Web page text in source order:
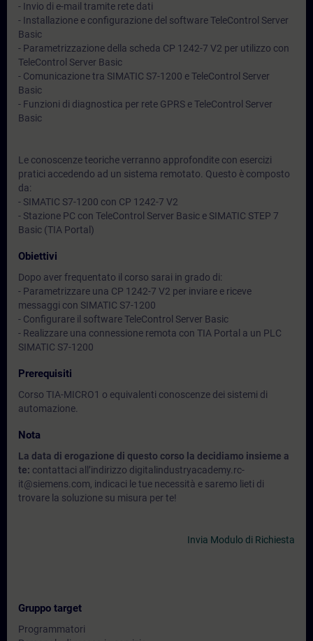
- Invio di e-mail tramite rete dati
- Installazione e configurazione del software TeleControl Server
Basic
- Parametrizzazione della scheda CP 1242-7 V2 per utilizzo con
TeleControl Server Basic
- Comunicazione tra SIMATIC S7-1200 e TeleControl Server
Basic
- Funzioni di diagnostica per rete GPRS e TeleControl Server
Basic
Le conoscenze teoriche verranno approfondite con esercizi
pratici accedendo ad un sistema remotato. Questo è composto
da:
- SIMATIC S7-1200 con CP 1242-7 V2
- Stazione PC con TeleControl Server Basic e SIMATIC STEP 7
Basic (TIA Portal)
Obiettivi
Dopo aver frequentato il corso sarai in grado di:
- Parametrizzare una CP 1242-7 V2 per inviare e riceve
messaggi con SIMATIC S7-1200
- Configurare il software TeleControl Server Basic
- Realizzare una connessione remota con TIA Portal a un PLC
SIMATIC S7-1200
Prerequisiti
Corso TIA-MICRO1 o equivalenti conoscenze dei sistemi di
automazione.
Nota
La data di erogazione di questo corso la decidiamo insieme a
te: contattaci all’indirizzo digitalindustryacademy.rc-
it@siemens.com, indicaci le tue necessità e saremo lieti di
trovare la soluzione su misura per te!
Invia Modulo di Richiesta
Gruppo target
Programmatori